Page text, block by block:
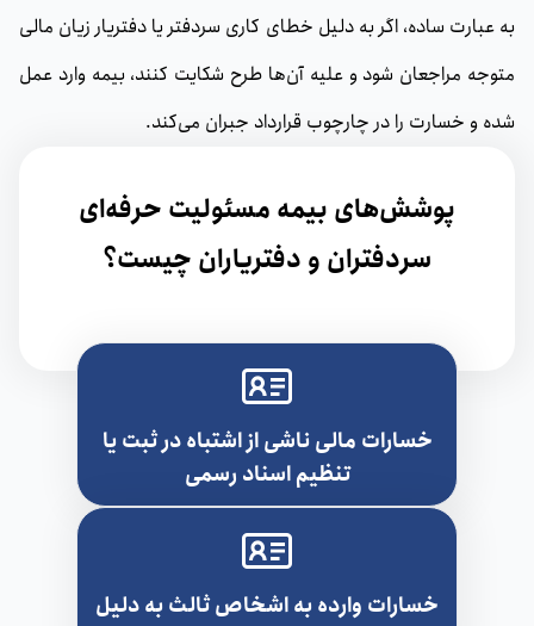
به عبارت ساده، اگر به دلیل خطای کاری سردفتر یا دفتریار زیان مالی
متوجه مراجعان شود و علیه آن‌ها طرح شکایت کنند، بیمه وارد عمل
شده و خسارت را در چارچوب قرارداد جبران می‌کند.
پوشش‌های بیمه مسئولیت حرفه‌ای
سردفتران و دفتریاران چیست؟
خسارات مالی ناشی از اشتباه در ثبت یا
تنظیم اسناد رسمی
خسارات وارده به اشخاص ثالث به دلیل